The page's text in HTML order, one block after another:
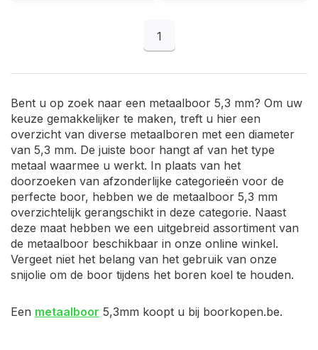
1
Bent u op zoek naar een metaalboor 5,3 mm? Om uw
keuze gemakkelijker te maken, treft u hier een
overzicht van diverse metaalboren met een diameter
van 5,3 mm. De juiste boor hangt af van het type
metaal waarmee u werkt. In plaats van het
doorzoeken van afzonderlijke categorieën voor de
perfecte boor, hebben we de metaalboor 5,3 mm
overzichtelijk gerangschikt in deze categorie. Naast
deze maat hebben we een uitgebreid assortiment van
de metaalboor beschikbaar in onze online winkel.
Vergeet niet het belang van het gebruik van onze
snijolie om de boor tijdens het boren koel te houden.
Een metaalboor 5,3mm koopt u bij boorkopen.be.